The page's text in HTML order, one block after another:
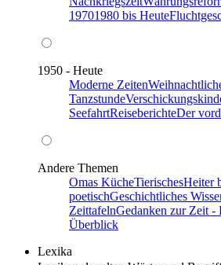
19701980 bis Heute
1950 - Heute
Moderne Zeiten
Tanzstunde
SeefahrtReiseberichteDer
Andere Themen
Omas KücheTierischesHeiter
poetischGeschichtliches
ZeittafelnGedanken zur Zeit -
Überblick
Lexika